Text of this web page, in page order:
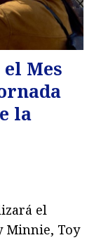
Mes
la
el
Minnie, Toy